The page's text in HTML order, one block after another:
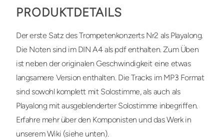
PRODUKTDETAILS
Der erste Satz des Trompetenkonzerts Nr2 als Playalong.
Die Noten sind im DIN A4 als pdf enthalten. Zum Üben
ist neben der originalen Geschwindigkeit eine etwas
langsamere Version enthalten. Die Tracks im MP3 Format
sind sowohl komplett mit Solostimme, als auch als
Playalong mit ausgeblenderter Solostimme inbegriffen.
Erfahre mehr über den Komponisten und das Werk in
unserem Wiki (siehe unten).